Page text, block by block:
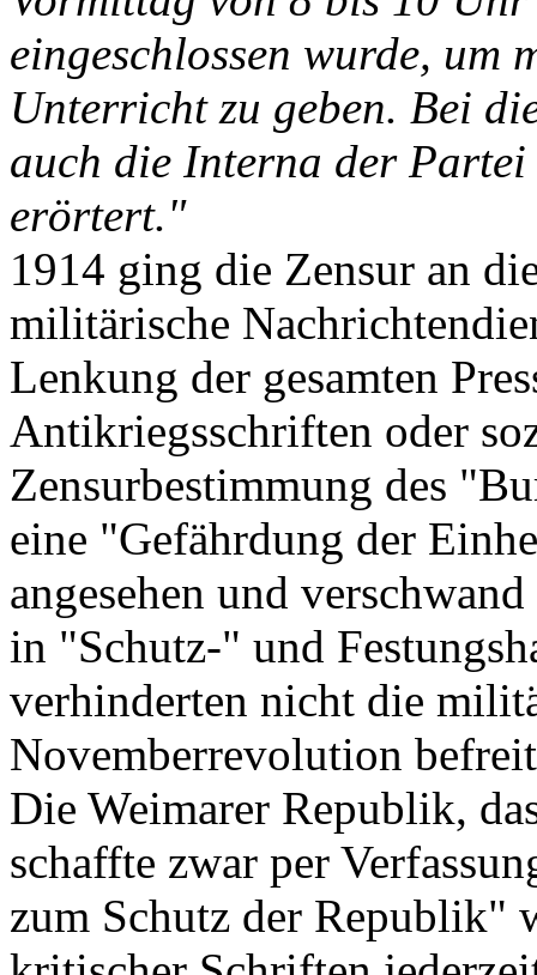
eingeschlossen wurde, um
Unterricht zu geben. Bei
auch die Interna der
erörtert."
1914 ging die Zensur an
militärische
Lenkung der gesamten
Antikriegsschriften oder
Zensurbestimmung des
eine "Gefährdung der
angesehen und
in "Schutz-" und
verhinderten nicht die
Novemberrevolution
Die Weimarer Republik,
schaffte zwar per
zum Schutz der Republik"